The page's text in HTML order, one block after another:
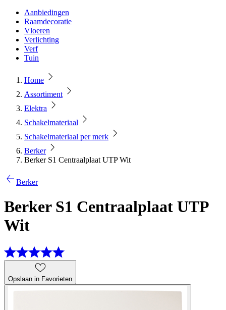
Aanbiedingen
Raamdecoratie
Vloeren
Verlichting
Verf
Tuin
Home
Assortiment
Elektra
Schakelmateriaal
Schakelmateriaal per merk
Berker
Berker S1 Centraalplaat UTP Wit
Berker
Berker S1 Centraalplaat UTP
Wit
Opslaan in Favorieten